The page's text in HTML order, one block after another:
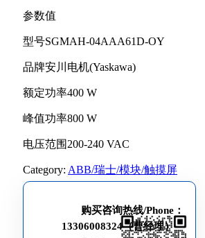
参数值
型号SGMAH-04AAA61D-OY
品牌安川电机(Yaskawa)
额定功率400 W
峰值功率800 W
电压范围200-240 VAC
Category: ABB/瑞士/模块/触摸屏
购买咨询热线/Phone：
13306008324（曹经理）